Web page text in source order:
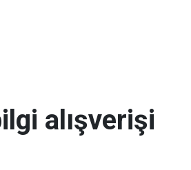
alışverişi